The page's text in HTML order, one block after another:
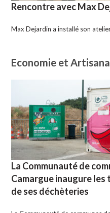
Rencontre avec Max
Max Dejardin a installé son
Economie et
La Communauté de
Camargue inaugure
de ses déchèteries